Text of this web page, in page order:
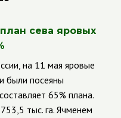
сева яровых
на 11 мая яровые
были посеяны
65% плана.
тыс. га. Ячменем